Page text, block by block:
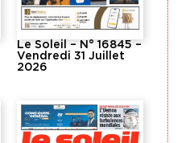
Le Soleil – N° 16845 –
Vendredi 31 Juillet
2026